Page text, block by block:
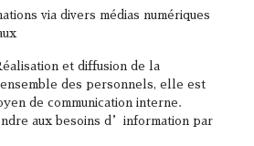
via divers médias numériques
et diffusion de la
des personnels, elle est
de communication interne.
aux besoins d’information par